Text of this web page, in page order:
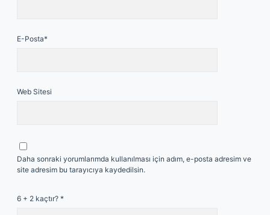
E-Posta*
Web Sitesi
Daha sonraki yorumlarımda kullanılması için adım, e-posta adresim ve
site adresim bu tarayıcıya kaydedilsin.
6 + 2 kaçtır? *